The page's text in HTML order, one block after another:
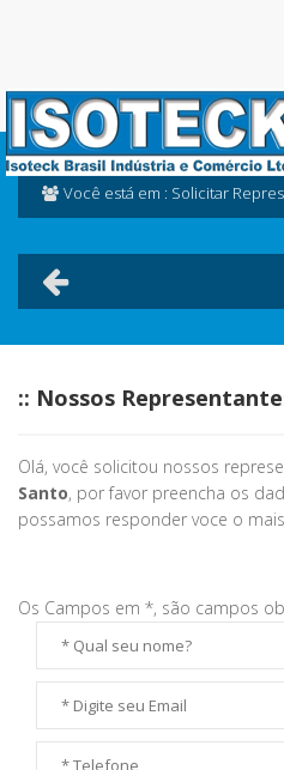
Você está em : Solicitar
:: Nossos
Olá, você solicitou nossos
Santo, por favor preencha os
possamos responder voce o
Os Campos em *, são campos